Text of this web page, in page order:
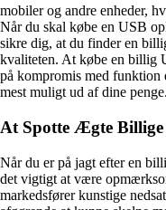
mobiler og andre enheder,
Når du skal købe en USB
sikre dig, at du finder en
kvaliteten. At købe en billig
på kompromis med funktion
mest muligt ud af dine penge.
At Spotte Ægte
Når du er på jagt efter en
det vigtigt at være
markedsfører kunstige